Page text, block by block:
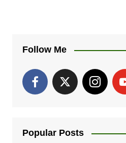
Follow Me
Popular Posts